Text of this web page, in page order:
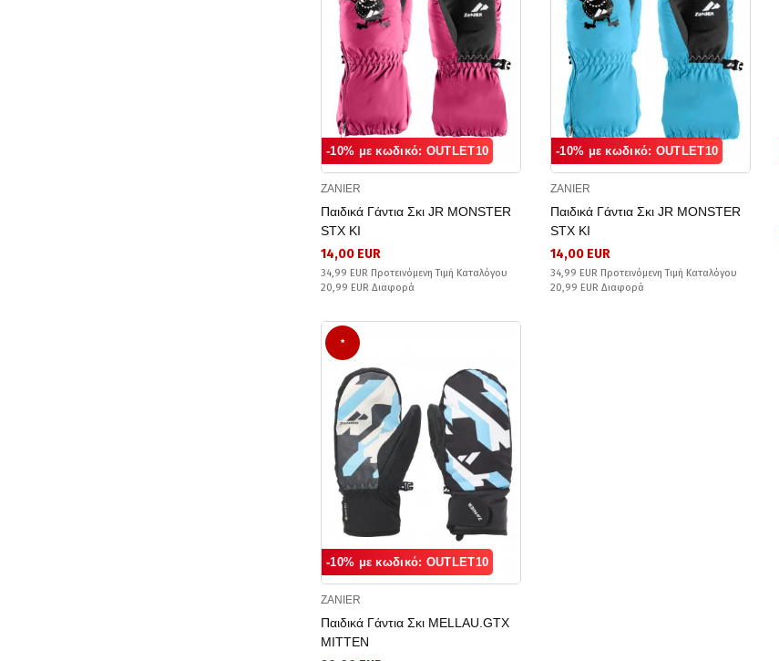
-10% με κωδικό: OUTLET10
ZANIER
Παιδικά Γάντια Σκι JR MONSTER
STX KI
14,00 EUR
34,99 EUR Προτεινόμενη Τιμή Καταλόγου
20,99 EUR Διαφορά
-10% με κωδικό: OUTLET10
ZANIER
Παιδικά Γάντια Σκι JR MONSTER
STX KI
14,00 EUR
34,99 EUR Προτεινόμενη Τιμή Καταλόγου
20,99 EUR Διαφορά
*
-10% με κωδικό: OUTLET10
ZANIER
Παιδικά Γάντια Σκι MELLAU.GTX
MITTEN